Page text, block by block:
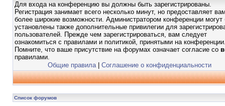
Для входа на конференцию вы должны быть зарегистрированы.
Регистрация занимает всего несколько минут, но предоставляет
более широкие возможности. Администратором конференции могут
установлены также дополнительные привилегии для
пользователей. Прежде чем зарегистрироваться, вам следует
ознакомиться с правилами и политикой, принятыми на
Помните, что ваше присутствие на форумах означает согласие со
правилами.
Общие правила| Соглашение о конфиденциальности
Список форумов